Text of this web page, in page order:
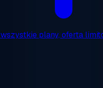
wszystkie plany, oferta